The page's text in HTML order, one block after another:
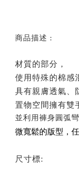
商品描述 :
材質的部分，
使用特殊的棉感
具有親膚透氣、
置物空間擁有雙
並利用褲身圓弧
微寬鬆的版型，
尺寸標: